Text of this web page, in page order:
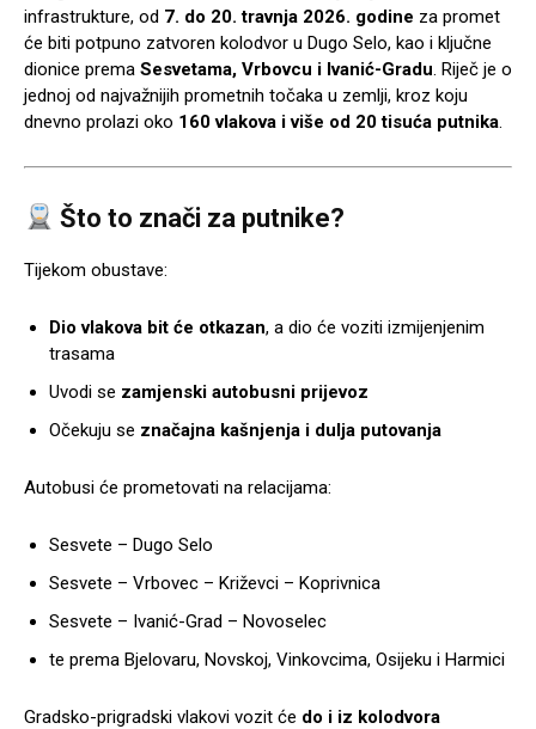
infrastrukture, od 7. do 20. travnja 2026. godine za promet
će biti potpuno zatvoren kolodvor u Dugo Selo, kao i ključne
dionice prema Sesvetama, Vrbovcu i Ivanić-Gradu. Riječ je o
jednoj od najvažnijih prometnih točaka u zemlji, kroz koju
dnevno prolazi oko 160 vlakova i više od 20 tisuća putnika.
Što to znači za putnike?
Tijekom obustave:
Dio vlakova bit će otkazan, a dio će voziti izmijenjenim
trasama
Uvodi se zamjenski autobusni prijevoz
Očekuju se značajna kašnjenja i dulja putovanja
Autobusi će prometovati na relacijama:
Sesvete – Dugo Selo
Sesvete – Vrbovec – Križevci – Koprivnica
Sesvete – Ivanić-Grad – Novoselec
te prema Bjelovaru, Novskoj, Vinkovcima, Osijeku i Harmici
Gradsko-prigradski vlakovi vozit će do i iz kolodvora